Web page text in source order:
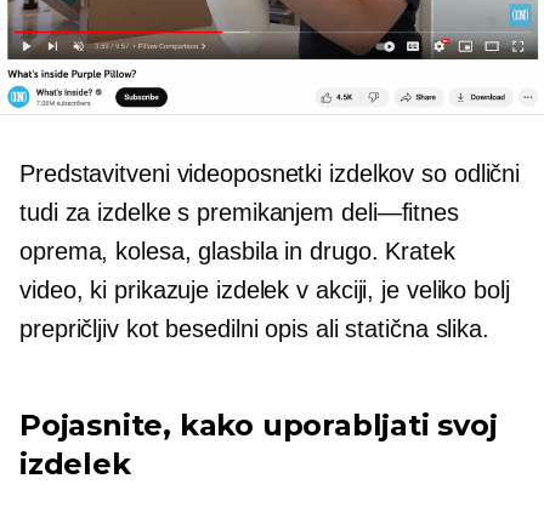
Predstavitveni videoposnetki izdelkov so odlični
tudi za izdelke s premikanjem deli—fitnes
oprema, kolesa, glasbila in drugo. Kratek
video, ki prikazuje izdelek v akciji, je veliko bolj
prepričljiv kot besedilni opis ali statična slika.
Pojasnite, kako uporabljati svoj
izdelek